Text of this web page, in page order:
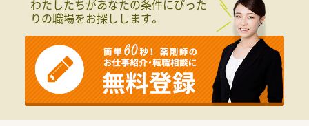
で、腰を据えて長く働けます。
■地域の方の介護・医療のトータルサポートを目指す会社です。
市内各地で認知症の人やその家族、地域住民が交流できるイベン
トを開催しております。
■在宅という言葉が一般的になる前から在宅業務に力を入れて
取り組んできており、経験・専門力・実績のある薬局です。
2021年には在宅専門店がオープン。2店舗で無菌調剤室を設置し
ております。
■全店舗のカウンターに透明なビニールカーテンを設置してお
り、飛沫感染防止を行っております。
わたしたちがあなたの条件にぴった
りの職場をお探しします。